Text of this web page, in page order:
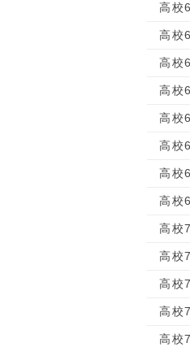
高校
高校
高校
高校
高校
高校
高校
高校
高校
高校
高校
高校
高校